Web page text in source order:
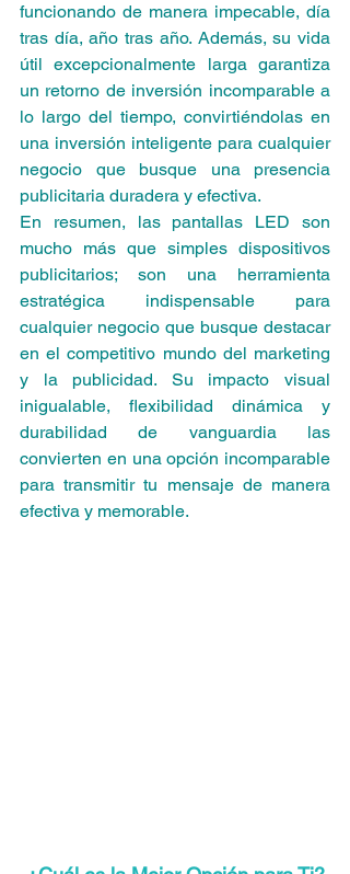
funcionando de manera impecable, día
tras día, año tras año. Además, su vida
útil excepcionalmente larga garantiza
un retorno de inversión incomparable a
lo largo del tiempo, convirtiéndolas en
una inversión inteligente para cualquier
negocio que busque una presencia
publicitaria duradera y efectiva.
En resumen, las pantallas LED son
mucho más que simples dispositivos
publicitarios; son una herramienta
estratégica indispensable para
cualquier negocio que busque destacar
en el competitivo mundo del marketing
y la publicidad. Su impacto visual
inigualable, flexibilidad dinámica y
durabilidad de vanguardia las
convierten en una opción incomparable
para transmitir tu mensaje de manera
efectiva y memorable.